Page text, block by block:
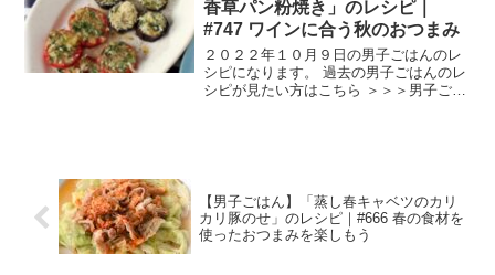
香草パン粉焼き」のレシピ｜
#747 ワインに合う秋のおつまみ
２０２２年１０月９日の男子ごはんのレ
シピになります。 過去の男子ごはんのレ
シピが見たい方はこちら ＞＞＞男子ごは
【男子ごはん】「蒸し春キャベツのカリ
カリ豚のせ」のレシピ｜#666 春の食材を
使ったおつまみを楽しもう